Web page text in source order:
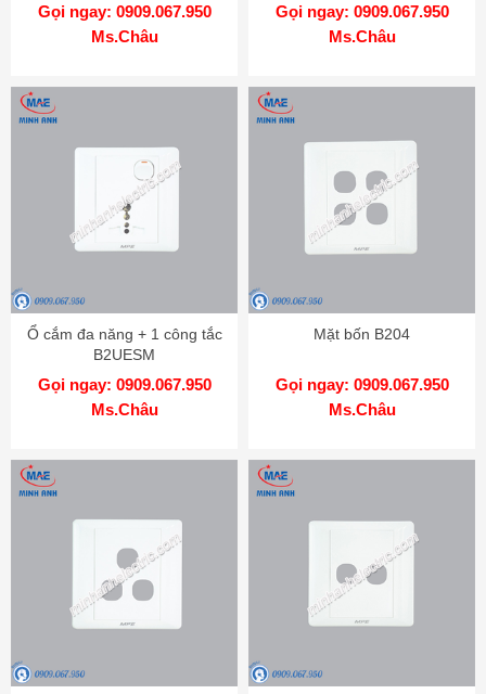
Gọi ngay: 0909.067.950
Ms.Châu
Gọi ngay: 0909.067.950
Ms.Châu
Ổ cắm đa năng + 1 công tắc
B2UESM
Gọi ngay: 0909.067.950
Ms.Châu
Mặt bốn B204
Gọi ngay: 0909.067.950
Ms.Châu